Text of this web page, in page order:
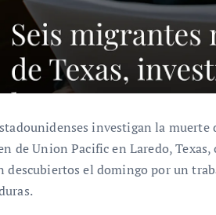
investigan la muerte
de Union Pacific en Laredo,
descubiertos el domingo por un